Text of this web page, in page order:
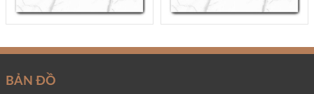
BẢN ĐỒ